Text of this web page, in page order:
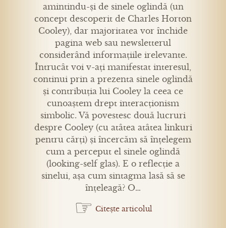
amintindu-și de sinele oglindă (un
concept descoperit de Charles Horton
Cooley), dar majoritatea vor închide
pagina web sau newsletterul
considerând informațiile irelevante.
Întrucât voi v-ați manifestat interesul,
continui prin a prezenta sinele oglindă
și contribuția lui Cooley la ceea ce
cunoaștem drept interacționism
simbolic. Vă povestesc două lucruri
despre Cooley (cu atâtea atâtea linkuri
pentru cărți) și încercăm să înțelegem
cum a perceput el sinele oglindă
(looking-self glas). E o reflecție a
sinelui, așa cum sintagma lasă să se
înțeleagă? O…
☞ Citește articolul